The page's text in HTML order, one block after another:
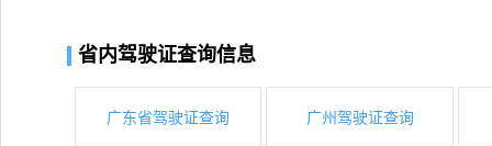
省内驾驶证查询信息
广东省驾驶证查询 广州驾驶证查询